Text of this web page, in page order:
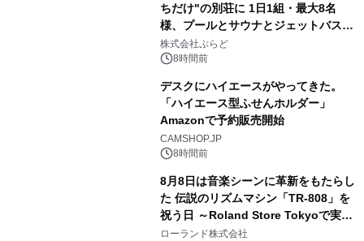
ちだけ"の別荘に 1日1組・最大8名
様、プールとサウナとジェットバス付
きで Villa Mon Temps AWAJIの連泊
素泊りプラン
株式会社ぷらど
8時間前
デスクにハイエースがやってきた。
「ハイエース型ふせんホルダー」
Amazonで予約販売開始
CAMSHOP.JP
8時間前
8月8日は音楽シーンに革新をもたらし
た 伝説のリズムマシン「TR-808」を
祝う日 ～Roland Store Tokyoで実機
を展示しての 記念キャンペーンを開
ローランド株式会社